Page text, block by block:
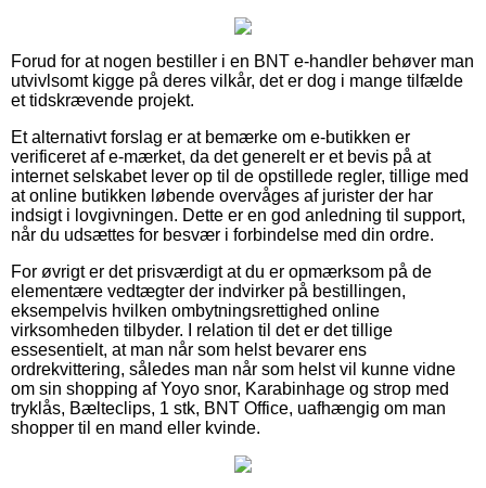
Forud for at nogen bestiller i en BNT e-handler behøver man
utvivlsomt kigge på deres vilkår, det er dog i mange tilfælde
et tidskrævende projekt.
Et alternativt forslag er at bemærke om e-butikken er
verificeret af e-mærket, da det generelt er et bevis på at
internet selskabet lever op til de opstillede regler, tillige med
at online butikken løbende overvåges af jurister der har
indsigt i lovgivningen. Dette er en god anledning til support,
når du udsættes for besvær i forbindelse med din ordre.
For øvrigt er det prisværdigt at du er opmærksom på de
elementære vedtægter der indvirker på bestillingen,
eksempelvis hvilken ombytningsrettighed online
virksomheden tilbyder. I relation til det er det tillige
essesentielt, at man når som helst bevarer ens
ordrekvittering, således man når som helst vil kunne vidne
om sin shopping af Yoyo snor, Karabinhage og strop med
tryklås, Bælteclips, 1 stk, BNT Office, uafhængig om man
shopper til en mand eller kvinde.